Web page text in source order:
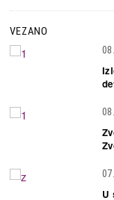
VEZANO
U